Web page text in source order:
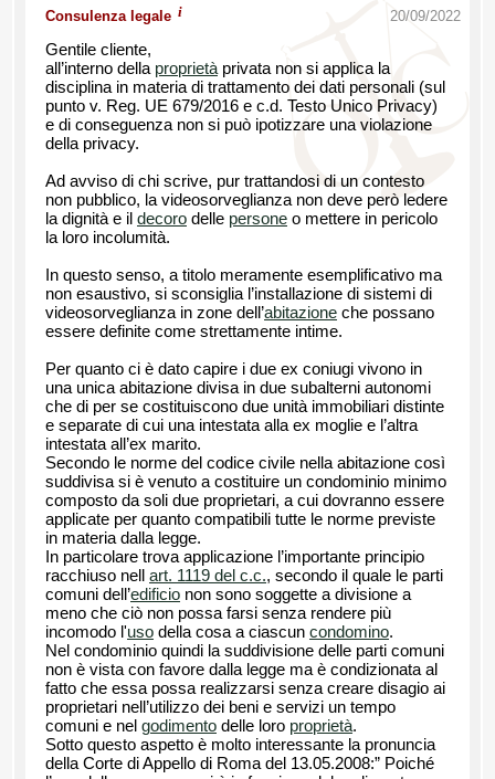
Consulenza legale i 20/09/2022
Gentile cliente,
all’interno della proprietàprivata non si applica la
disciplina in materia di trattamento dei dati personali (sul
punto v. Reg. UE 679/2016 e c.d. Testo Unico Privacy)
e di conseguenza non si può ipotizzare una violazione
della privacy.
Ad avviso di chi scrive, pur trattandosi di un contesto
non pubblico, la videosorveglianza non deve però ledere
la dignità e il decoro delle persone o mettere in pericolo
la loro incolumità.
In questo senso, a titolo meramente esemplificativo ma
non esaustivo, si sconsiglia l’installazione di sistemi di
videosorveglianza in zone dell’abitazione che possano
essere definite come strettamente intime.
Per quanto ci è dato capire i due ex coniugi vivono in
una unica abitazione divisa in due subalterni autonomi
che di per se costituiscono due unità immobiliari distinte
e separate di cui una intestata alla ex moglie e l’altra
intestata all’ex marito.
Secondo le norme del codice civile nella abitazione così
suddivisa si è venuto a costituire un condominio minimo
composto da soli due proprietari, a cui dovranno essere
applicate per quanto compatibili tutte le norme previste
in materia dalla legge.
In particolare trova applicazione l’importante principio
racchiuso nell art. 1119 del c.c., secondo il quale le parti
comuni dell’edificio non sono soggette a divisione a
meno che ciò non possa farsi senza rendere più
incomodo l'uso della cosa a ciascun condomino.
Nel condominio quindi la suddivisione delle parti comuni
non è vista con favore dalla legge ma è condizionata al
fatto che essa possa realizzarsi senza creare disagio ai
proprietari nell’utilizzo dei beni e servizi un tempo
comuni e nel godimento delle loro proprietà.
Sotto questo aspetto è molto interessante la pronuncia
della Corte di Appello di Roma del 13.05.2008:” Poiché